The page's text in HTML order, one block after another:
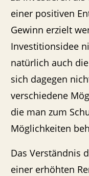
einer positiven
Gewinn erzielt
Investitionsidee
natürlich auch
sich dagegen
verschiedene
die man zum
Möglichkeiten
Das Verständnis
einer erhöhten